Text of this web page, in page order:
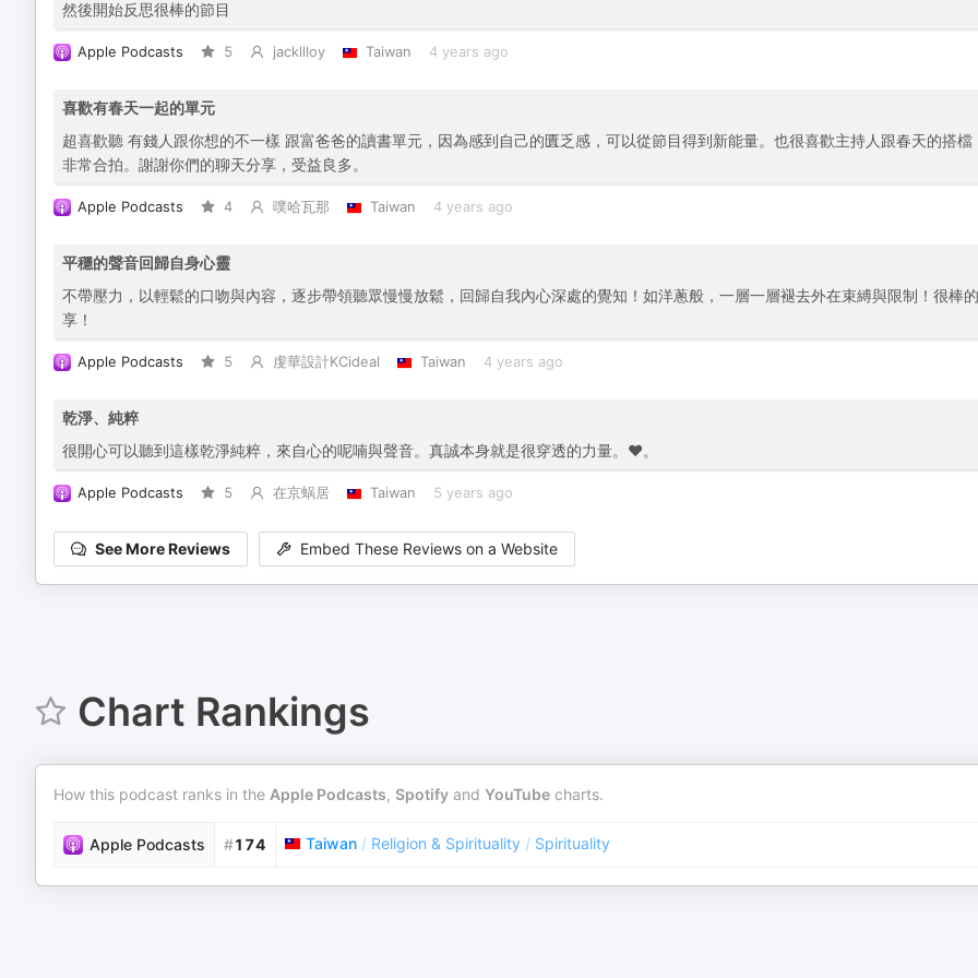
然後開始反思很棒的節目
Apple Podcasts 5 jackllloy Taiwan 4 years ago
喜歡有春天一起的單元
超喜歡聽 有錢人跟你想的不一樣 跟富爸爸的讀書單元，因為感到自己的匱乏感，可以從節目得到新能量。也很喜歡主持人跟春天的搭檔
非常合拍。謝謝你們的聊天分享，受益良多。
Apple Podcasts 4 噗哈瓦那 Taiwan 4 years ago
平穩的聲音回歸自身心靈
不帶壓力，以輕鬆的口吻與內容，逐步帶領聽眾慢慢放鬆，回歸自我內心深處的覺知！如洋蔥般，一層一層褪去外在束縛與限制！很棒
享！
Apple Podcasts 5 虔華設計KCideal Taiwan 4 years ago
乾淨、純粹
很開心可以聽到這樣乾淨純粹，來自心的呢喃與聲音。真誠本身就是很穿透的力量。❤️。
Apple Podcasts 5 在京蜗居 Taiwan 5 years ago
See More Reviews Embed These Reviews on a Website
Chart Rankings
How this podcast ranks in the Apple Podcasts, Spotify and YouTube charts.
Apple Podcasts #174 Taiwan / Religion & Spirituality / Spirituality